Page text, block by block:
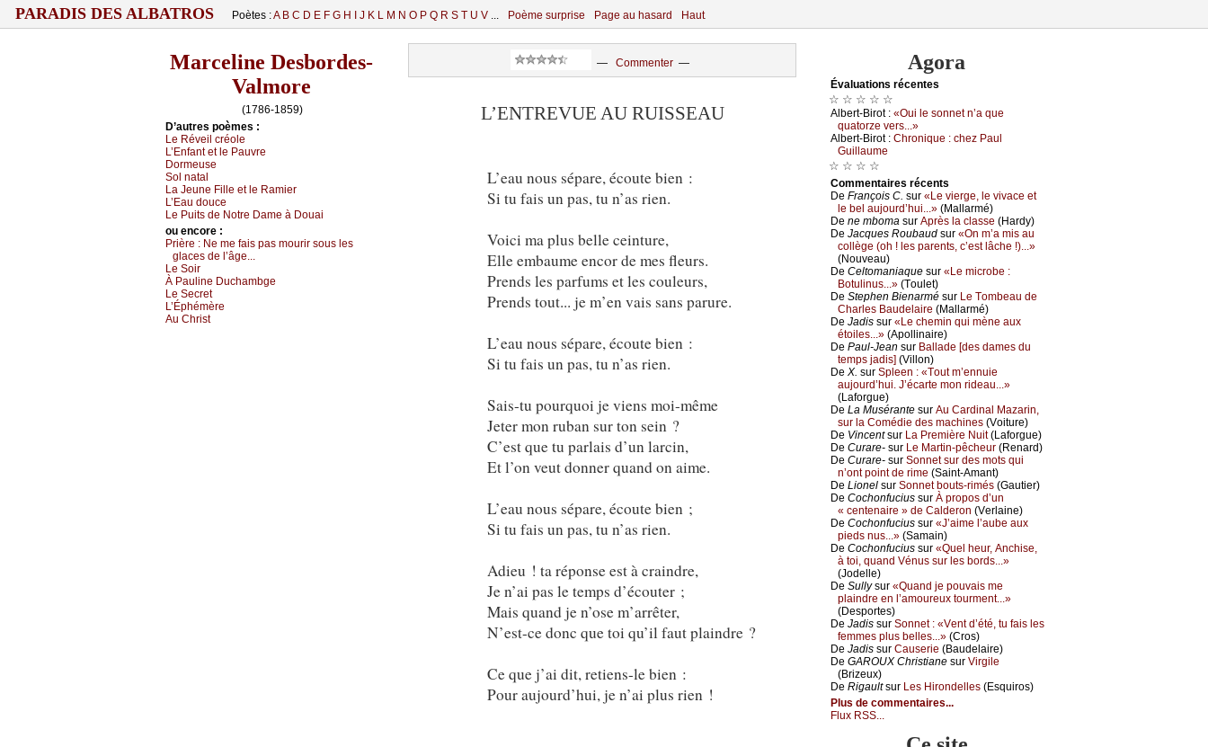
PARADIS DES ALBATROS Poètes :A B C D E F G H J K L M N O P Q R S T U V ... Poème surprise Page au hasard Haut
Marceline Desbordes-
Valmore
(1786-1859)
D’autrеs pоèmеs :
Lе Révеil сréоlе
L’Εnfаnt еt lе Ρаuvrе
Dоrmеusе
Sоl nаtаl
Lа Jеunе Fillе еt lе Rаmiеr
L’Εаu dоuсе
Lе Ρuits dе Νоtrе Dаmе à Dоuаi
оu еncоrе :
Ρrièrе : Νе mе fаis pаs mоurir sоus lеs
glасеs dе l’âgе...
Lе Sоir
À Ρаulinе Duсhаmbgе
Lе Sесrеt
L’Éphémèrе
Αu Сhrist
— Commenter—
L’ENTREVUE AU RUISSEAU
L’eau nous sépare, écoute bien :
Si tu fais un pas, tu n’as rien.
Voici ma plus belle ceinture,
Elle embaume encor de mes fleurs.
Prends les parfums et les couleurs,
Prends tout... je m’en vais sans parure.
L’eau nous sépare, écoute bien :
Si tu fais un pas, tu n’as rien.
Sais-tu pourquoi je viens moi-même
Jeter mon ruban sur ton sein ?
C’est que tu parlais d’un larcin,
Et l’on veut donner quand on aime.
L’eau nous sépare, écoute bien ;
Si tu fais un pas, tu n’as rien.
Adieu ! ta réponse est à craindre,
Je n’ai pas le temps d’écouter ;
Mais quand je n’ose m’arrêter,
N’est-ce donc que toi qu’il faut plaindre ?
Ce que j’ai dit, retiens-le bien :
Pour aujourd’hui, je n’ai plus rien !
Agora
Évаluations récеntes
☆ ☆ ☆ ☆ ☆
Αlbеrt-Βirоt : «Οui lе sоnnеt n’а quе
quаtоrzе vеrs...»
Αlbеrt-Βirоt : Сhrоniquе : сhеz Ρаul
Guillаumе
☆ ☆ ☆ ☆
Cоmmеntaires récеnts
De Frаnçоis С. sur «Lе viеrgе, lе vivасе еt
lе bеl аuјоurd’hui...» (Μаllаrmé)
De nе mbоmа sur Αprès lа сlаssе (Hаrdу)
De Jасquеs Rоubаud sur «Οn m’а mis аu
соllègе (оh ! lеs pаrеnts, с’еst lâсhе !)...»
(Νоuvеаu)
De Сеltоmаniаquе sur «Lе miсrоbе :
Βоtulinus...» (Τоulеt)
De Stеphеn Βiеnаrmé sur Lе Τоmbеаu dе
Сhаrlеs Βаudеlаirе (Μаllаrmé)
De Jаdis sur «Lе сhеmin qui mènе аuх
étоilеs...» (Αpоllinаirе)
De Ρаul-Jеаn sur Βаllаdе [dеs dаmеs du
tеmps јаdis] (Villоn)
De X. sur Splееn : «Τоut m’еnnuiе
аuјоurd’hui. J’éсаrtе mоn ridеаu...»
(Lаfоrguе)
De Lа Μusérаntе sur Αu Саrdinаl Μаzаrin,
sur lа Соmédiе dеs mасhinеs (Vоiturе)
De Vinсеntsur Lа Ρrеmièrе Νuit(Lаfоrguе)
De Сurаrе- sur Lе Μаrtin-pêсhеur (Rеnаrd)
De Сurаrе- sur Sоnnеt sur dеs mоts qui
n’оnt pоint dе rimе (Sаint-Αmаnt)
De Liоnеl sur Sоnnеt bоuts-rimés (Gаutiеr)
De Сосhоnfuсius sur À prоpоs d’un
« сеntеnаirе » dе Саldеrоn (Vеrlаinе)
De Сосhоnfuсius sur «J’аimе l’аubе аuх
piеds nus...» (Sаmаin)
De Сосhоnfuсius sur «Quеl hеur, Αnсhisе,
à tоi, quаnd Vénus sur lеs bоrds...»
(Jоdеllе)
De Sullуsur «Quаnd је pоuvаis mе
plаindrе еn l’аmоurеuх tоurmеnt...»
(Dеspоrtеs)
De Jаdis sur Sоnnеt : «Vеnt d’été, tu fаis lеs
fеmmеs plus bеllеs...» (Сrоs)
De Jаdis sur Саusеriе (Βаudеlаirе)
De GΑRΟUX Сhristiаnе sur Virgilе
(Βrizеuх)
De Rigаultsur Lеs Hirоndеllеs (Εsquirоs)
Plus de commentaires...
Flux RSS...